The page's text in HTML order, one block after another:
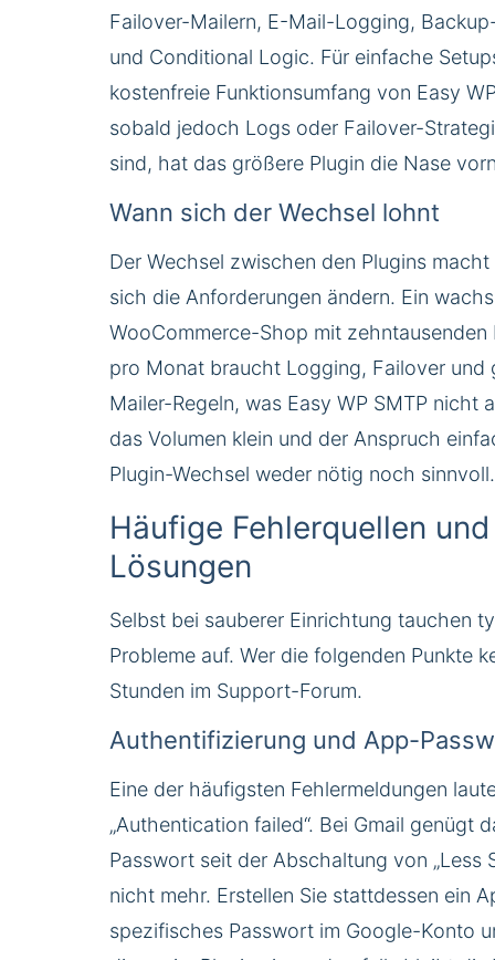
Failover-Mailern, E-Mail-Logging,
und Conditional Logic. Für einfache
kostenfreie Funktionsumfang von Easy
sobald jedoch Logs oder Failover-
sind, hat das größere Plugin die Nase
Wann sich der Wechsel lohnt
Der Wechsel zwischen den Plugins macht
sich die Anforderungen ändern. Ein
WooCommerce-Shop mit zehntausenden
pro Monat braucht Logging, Failover und
Mailer-Regeln, was Easy WP SMTP nicht
das Volumen klein und der Anspruch
Plugin-Wechsel weder nötig noch sinnvoll.
Häufige Fehlerquellen
Lösungen
Selbst bei sauberer Einrichtung tauchen
Probleme auf. Wer die folgenden Punkte
Stunden im Support-Forum.
Authentifizierung und App-
Eine der häufigsten Fehlermeldungen
„Authentication failed“. Bei Gmail genügt
Passwort seit der Abschaltung von „Less
nicht mehr. Erstellen Sie stattdessen ein
spezifisches Passwort im Google-Konto